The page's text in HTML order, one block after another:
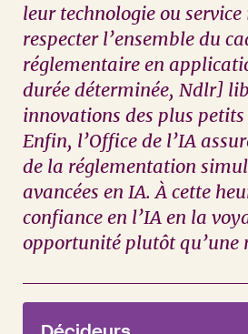
leur technologie ou
respecter l’ensemble du
réglementaire en
durée déterminée, Ndlr]
innovations des plus
Enfin, l’Office de l’IA
de la réglementation
avancées en IA. À cette
confiance en l’IA en la
opportunité plutôt qu’une